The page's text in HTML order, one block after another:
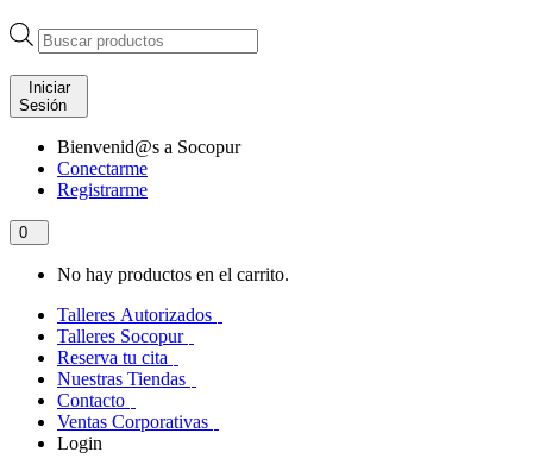
Búsqueda
de
productos
Iniciar
Sesión
Bienvenid@s a Socopur
Conectarme
Registrarme
0
No hay productos en el carrito.
Talleres Autorizados
Talleres Socopur
Reserva tu cita
Nuestras Tiendas
Contacto
Ventas Corporativas
Login